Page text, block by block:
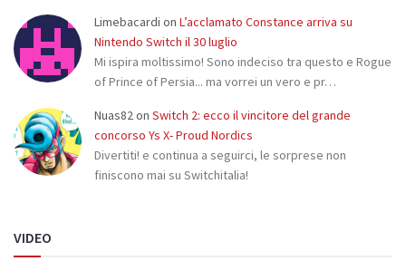
Limebacardi on L’acclamato Constance arriva su
Nintendo Switch il 30 luglio
Mi ispira moltissimo! Sono indeciso tra questo e Rogue
of Prince of Persia... ma vorrei un vero e pr…
Nuas82on Switch 2: ecco il vincitore del grande
concorso Ys X- Proud Nordics
Divertiti! e continua a seguirci, le sorprese non
finiscono mai su Switchitalia!
VIDEO